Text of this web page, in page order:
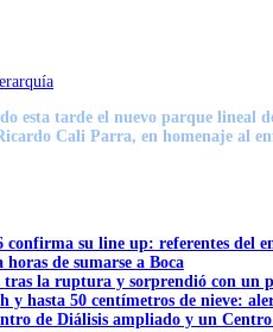
esta tarde el nuevo parque lineal
Cali Parra, en homenaje al
confirma su line up: referentes del
de sumarse a Boca
la ruptura y sorprendió con un
y hasta 50 centímetros de nieve:
de Diálisis ampliado y un